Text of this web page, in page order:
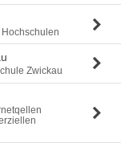
Zwickau